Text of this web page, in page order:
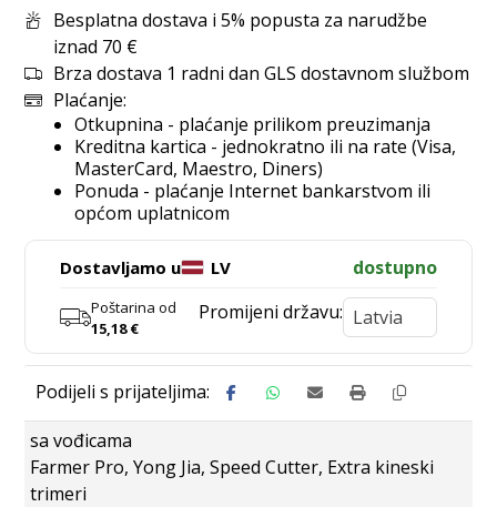
Besplatna dostava i 5% popusta za narudžbe
iznad 70 €
Brza dostava 1 radni dan GLS dostavnom službom
Plaćanje:
Otkupnina - plaćanje prilikom preuzimanja
Kreditna kartica - jednokratno ili na rate (Visa,
MasterCard, Maestro, Diners)
Ponuda - plaćanje Internet bankarstvom ili
općom uplatnicom
Dostavljamo u LV dostupno
Poštarina od
15,18€
Promijeni državu:
sa vođicama
Farmer Pro, Yong Jia, Speed Cutter, Extra kineski
trimeri